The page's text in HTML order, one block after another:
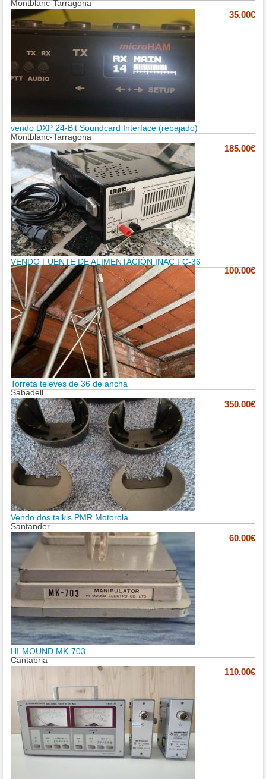
Montblanc-Tarragona
35.00€
vendo DXP 24-Bit Soundcard Interface (rebajado)
Montblanc-Tarragona
185.00€
VENDO FUENTE DE ALIMENTACIÓN INAC FC-36
100.00€
Torreta televes de 36 de ancha
Sabadell
350.00€
Vendo dos talkis PMR Motorola
Santander
60.00€
HI-MOUND MK-703
Cantabria
110.00€